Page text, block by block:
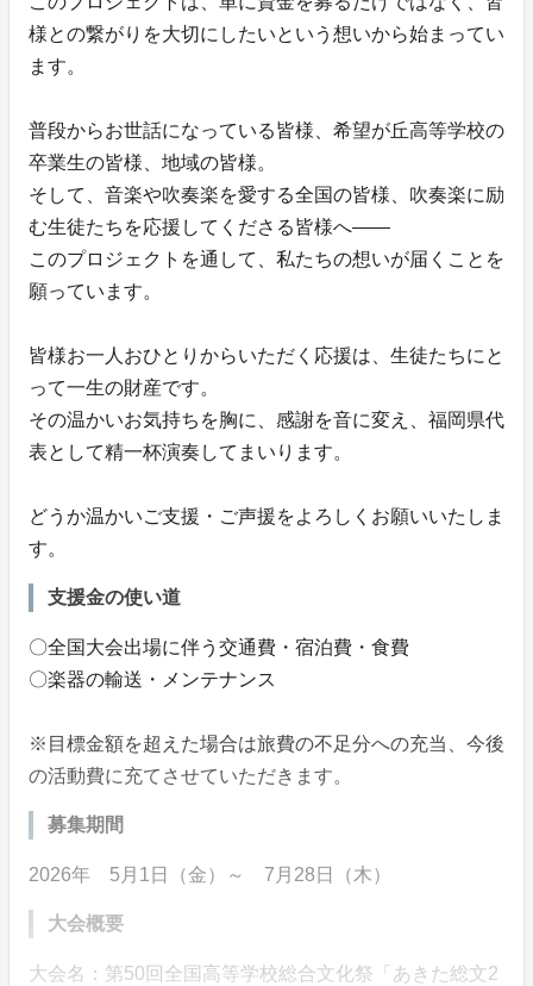
様との繋がりを大切にしたいという想いから始まってい
ます。
普段からお世話になっている皆様、希望が丘高等学校の
卒業生の皆様、地域の皆様。
そして、音楽や吹奏楽を愛する全国の皆様、吹奏楽に励
む生徒たちを応援してくださる皆様へ――
このプロジェクトを通して、私たちの想いが届くことを
願っています。
皆様お一人おひとりからいただく応援は、生徒たちにと
って一生の財産です。
その温かいお気持ちを胸に、感謝を音に変え、福岡県代
表として精一杯演奏してまいります。
どうか温かいご支援・ご声援をよろしくお願いいたしま
す。
支援金の使い道
〇全国大会出場に伴う交通費・宿泊費・食費
〇楽器の輸送・メンテナンス
※目標金額を超えた場合は旅費の不足分への充当、今後
の活動費に充てさせていただきます。
募集期間
2026年 5月1日（金）～ 7月28日（木）
大会概要
大会名：第50回全国高等学校総合文化祭「あきた総文2